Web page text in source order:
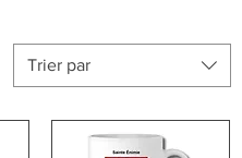
Trier par